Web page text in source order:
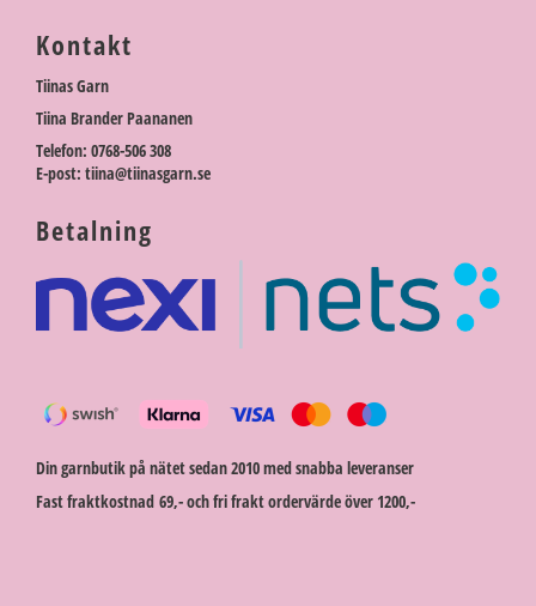
Kontakt
Tiinas Garn
Tiina Brander Paananen
Telefon: 0768-506 308
E-post: tiina@tiinasgarn.se
Betalning
Din garnbutik på nätet sedan 2010 med snabba leveranser
Fast fraktkostnad 69,- och fri frakt ordervärde över 1200,-